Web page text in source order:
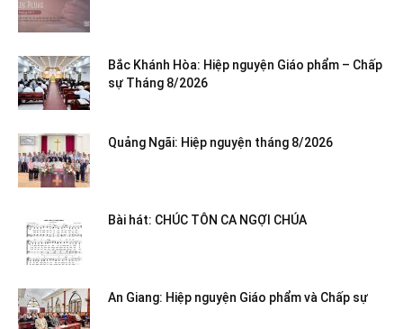
Bắc Khánh Hòa: Hiệp nguyện Giáo phẩm – Chấp
sự Tháng 8/2026
Quảng Ngãi: Hiệp nguyện tháng 8/2026
Bài hát: CHÚC TÔN CA NGỢI CHÚA
An Giang: Hiệp nguyện Giáo phẩm và Chấp sự